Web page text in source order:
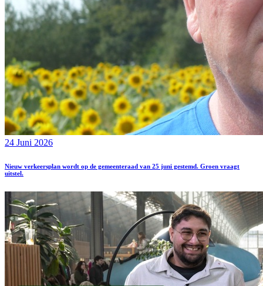
24 Juni 2026
Nieuw verkeersplan wordt op de gemeenteraad van 25 juni gestemd. Groen vraagt
uitstel.